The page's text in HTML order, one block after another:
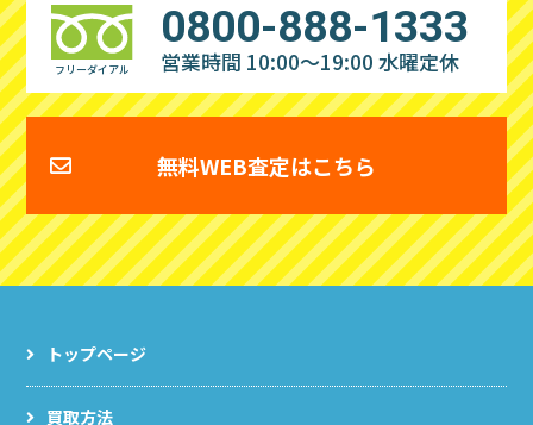
フリーダイアル
0800-888-1333
営業時間 10:00～19:00 水曜定休
無料WEB査定はこちら
トップページ
買取方法